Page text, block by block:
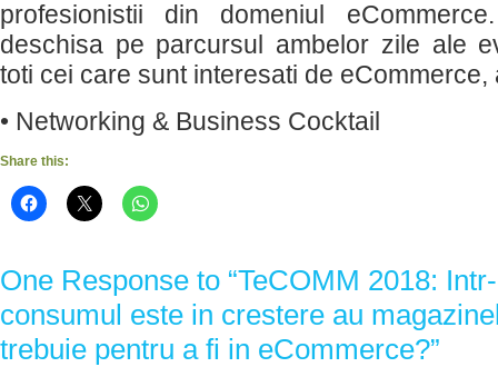
profesionistii din domeniul
deschisa pe parcursul ambelor zile ale
toti cei care sunt interesati de
• Networking & Business Cocktail
Share this:
One Response to “TeCOMM 2018:
consumul este in crestere au
trebuie pentru a fi in eCommerce?”